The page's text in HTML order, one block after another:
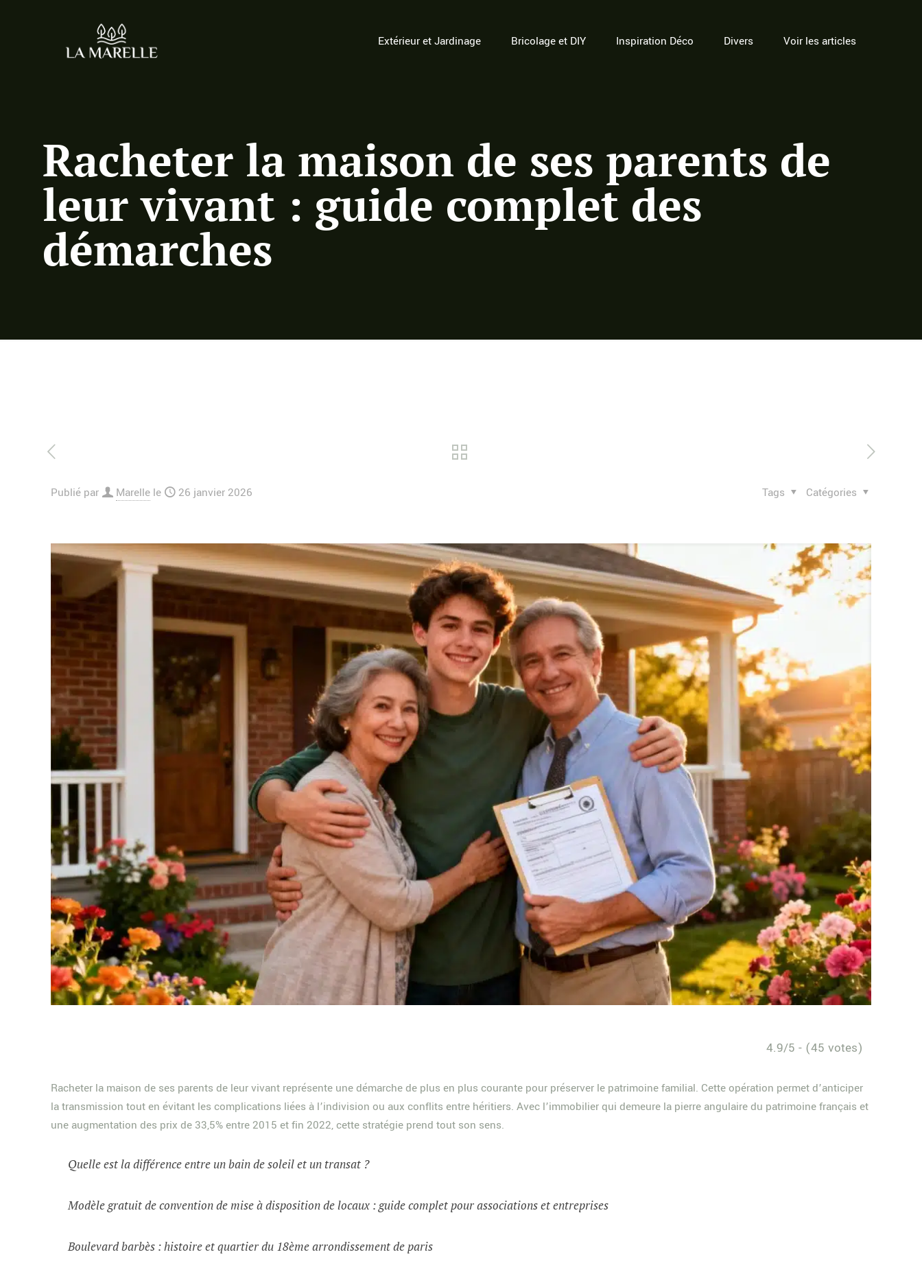
Extérieur et Jardinage Bricolage et DIY Inspiration Déco Divers Voir les articles
Racheter la maison de ses parents de
leur vivant : guide complet des
démarches
Publié par Marelle le 26 janvier 2026 Catégories
Tags
4.9/5 - (45 votes)
Racheter la maison de ses parents de leur vivant représente une démarche de plus en plus courante pour préserver le patrimoine familial. Cette opération permet d’anticiper
la transmission tout en évitant les complications liées à l’indivision ou aux conflits entre héritiers. Avec l’immobilier qui demeure la pierre angulaire du patrimoine français et
une augmentation des prix de 33,5% entre 2015 et fin 2022, cette stratégie prend tout son sens.
Quelle est la différence entre un bain de soleil et un transat ?
Modèle gratuit de convention de mise à disposition de locaux : guide complet pour associations et entreprises
Boulevard barbès : histoire et quartier du 18ème arrondissement de paris